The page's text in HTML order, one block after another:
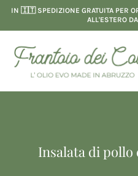
contenuto
IN 🇮🇹 SPEDIZIONE GRATUITA PER
ALL'ESTERO
Insalata di